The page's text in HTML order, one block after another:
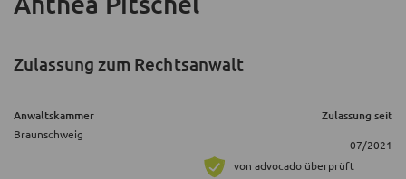
Zulassung zum Rechtsanwalt
Anwaltskammer Zulassung seit
Braunschweig
07/2021
von advocado überprüft